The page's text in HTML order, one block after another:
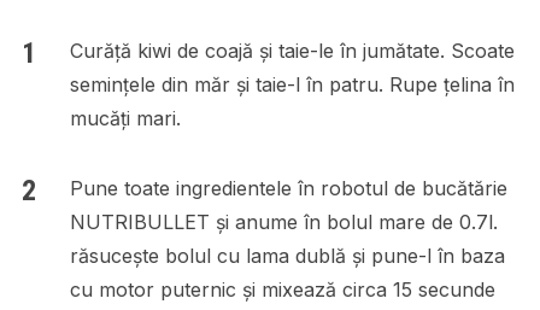
Curăță kiwi de coajă și taie-le în jumătate. Scoate
semințele din măr și taie-l în patru. Rupe țelina în
mucăți mari.
Pune toate ingredientele în robotul de bucătărie
NUTRIBULLET și anume în bolul mare de 0.7l.
răsucește bolul cu lama dublă și pune-l în baza
cu motor puternic și mixează circa 15 secunde